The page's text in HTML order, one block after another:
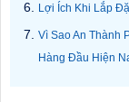
Lợi Ích Khi Lắp
Vì Sao An Thành
Hàng Đầu Hiện